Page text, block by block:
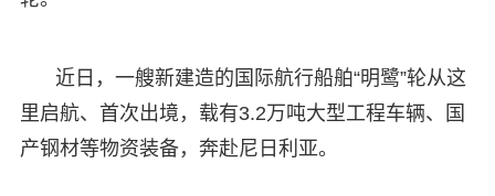
近日，一艘新建造的国际航行船舶“明鹭”轮从这
里启航、首次出境，载有3.2万吨大型工程车辆、国
产钢材等物资装备，奔赴尼日利亚。